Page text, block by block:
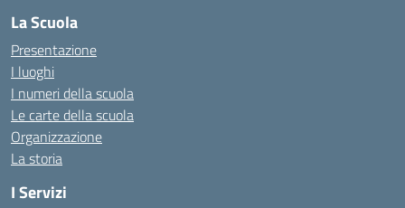
La Scuola
Presentazione
I luoghi
I numeri della scuola
Le carte della scuola
Organizzazione
La storia
I Servizi